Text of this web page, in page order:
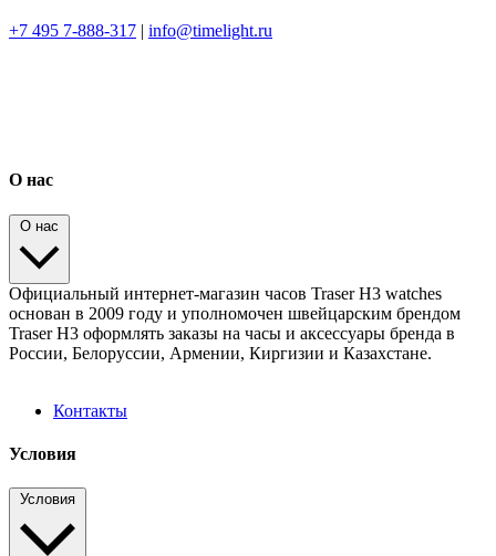
+7 495 7-888-317 | info@timelight.ru
О нас
О нас
Официальный интернет-магазин часов Traser H3 watches
основан в 2009 году и уполномочен швейцарским брендом
Traser H3 оформлять заказы на часы и аксессуары бренда в
России, Белоруссии, Армении, Киргизии и Казахстане.
Контакты
Условия
Условия